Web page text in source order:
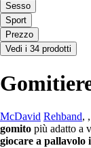
Sesso
Sport
Prezzo
Vedi i 34 prodotti
McDavid Rehband,
gomito più adatto a
giocare a pallavolo